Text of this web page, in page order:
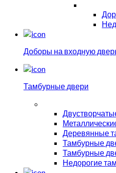
Доборы на входную
Тамбурные двери
Деревянные
Тамбурные
Тамбурные
Недорогие